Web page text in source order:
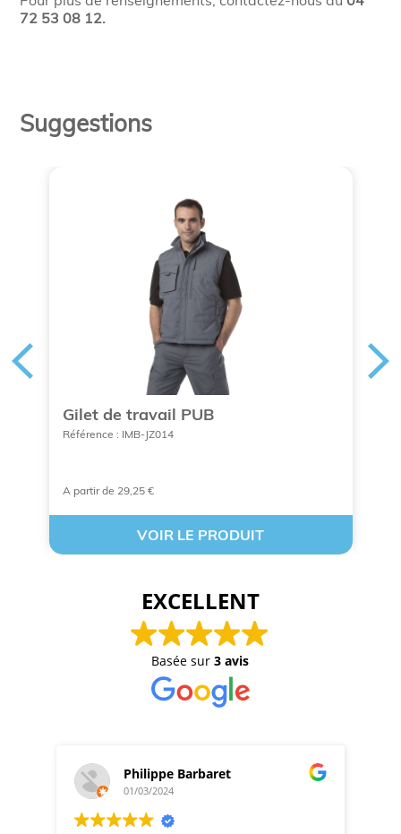
72 53 08 12.
Suggestions
Gilet de travail PUB
Référence : IMB-JZ014
A partir de 29,25 €
VOIR LE PRODUIT
EXCELLENT
Basée sur3 avis
Philippe Barbaret
01/03/2024